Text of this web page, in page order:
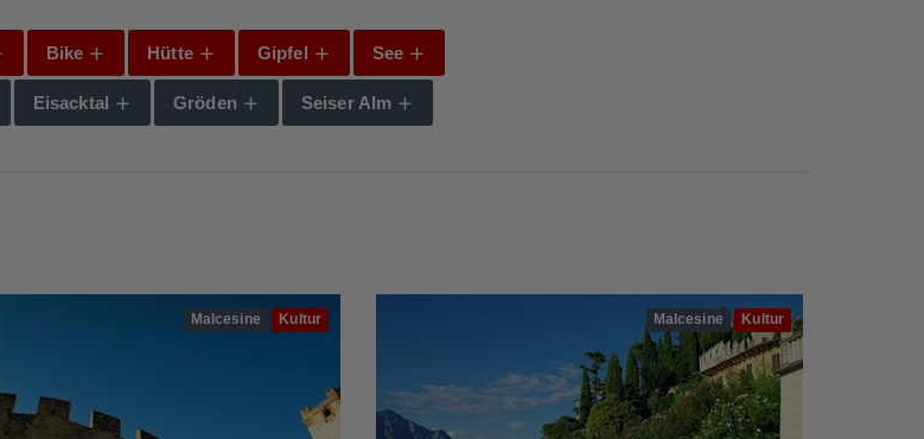
Bike Hütte Gipfel See
Eisacktal Gröden Seiser Alm
Malcesine Kultur Malcesine Kultur